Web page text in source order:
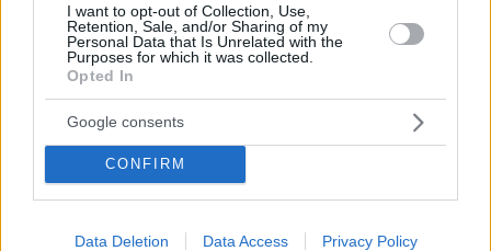
I want to opt-out of Collection, Use,
Retention, Sale, and/or Sharing of my
Personal Data that Is Unrelated with the
Purposes for which it was collected.
Opted In
Google consents
CONFIRM
Data Deletion Data Access Privacy Policy
Προηγούμενη
Μέτοχος
Τα σχόλια έχουν απενεργοποιηθεί για
όλους προσωρινά!